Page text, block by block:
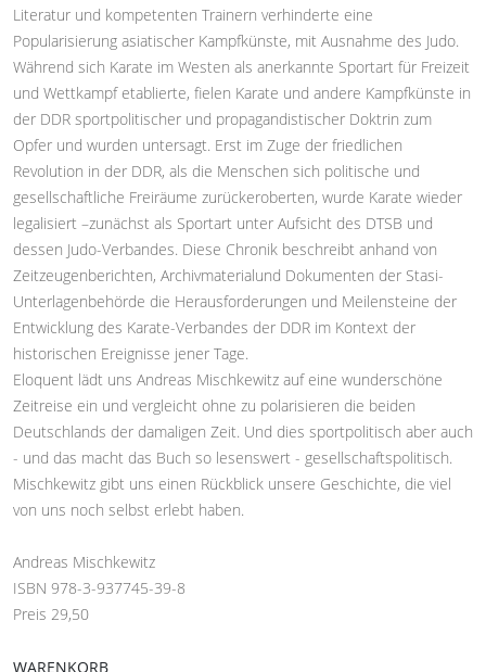
Literatur und kompetenten Trainern verhinderte eine
Popularisierung asiatischer Kampfkünste, mit Ausnahme des Judo.
Während sich Karate im Westen als anerkannte Sportart für Freizeit
und Wettkampf etablierte, fielen Karate und andere Kampfkünste in
der DDR sportpolitischer und propagandistischer Doktrin zum
Opfer und wurden untersagt. Erst im Zuge der friedlichen
Revolution in der DDR, als die Menschen sich politische und
gesellschaftliche Freiräume zurückeroberten, wurde Karate wieder
legalisiert –zunächst als Sportart unter Aufsicht des DTSB und
dessen Judo-Verbandes. Diese Chronik beschreibt anhand von
Zeitzeugenberichten, Archivmaterialund Dokumenten der Stasi-
Unterlagenbehörde die Herausforderungen und Meilensteine der
Entwicklung des Karate-Verbandes der DDR im Kontext der
historischen Ereignisse jener Tage.
Eloquent lädt uns Andreas Mischkewitz auf eine wunderschöne
Zeitreise ein und vergleicht ohne zu polarisieren die beiden
Deutschlands der damaligen Zeit. Und dies sportpolitisch aber auch
- und das macht das Buch so lesenswert - gesellschaftspolitisch.
Mischkewitz gibt uns einen Rückblick unsere Geschichte, die viel
von uns noch selbst erlebt haben.
Andreas Mischkewitz
ISBN 978-3-937745-39-8
Preis 29,50
WARENKORB